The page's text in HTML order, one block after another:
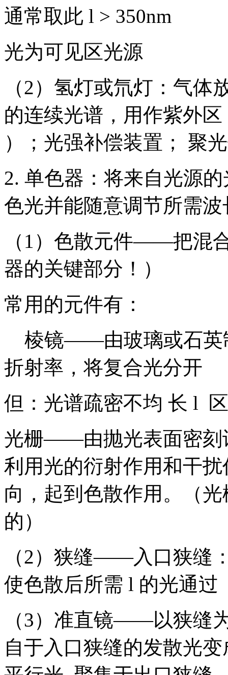
通常取此 l > 350nm
光为可见区光源
（2）氢灯或氘灯：气体
的连续光谱，用作紫外
）；光强补偿装置； 聚
2. 单色器：将来自光源
色光并能随意调节所需
（1）色散元件——把混
器的关键部分！）
常用的元件有：
棱镜——由玻璃或石英
折射率，将复合光分开
但：光谱疏密不均 长 l
光栅——由抛光表面密刻
利用光的衍射作用和干
向，起到色散作用。（
的）
（2）狭缝——入口狭缝
使色散后所需 l 的光通过
（3）准直镜——以狭缝
自于入口狭缝的发散光